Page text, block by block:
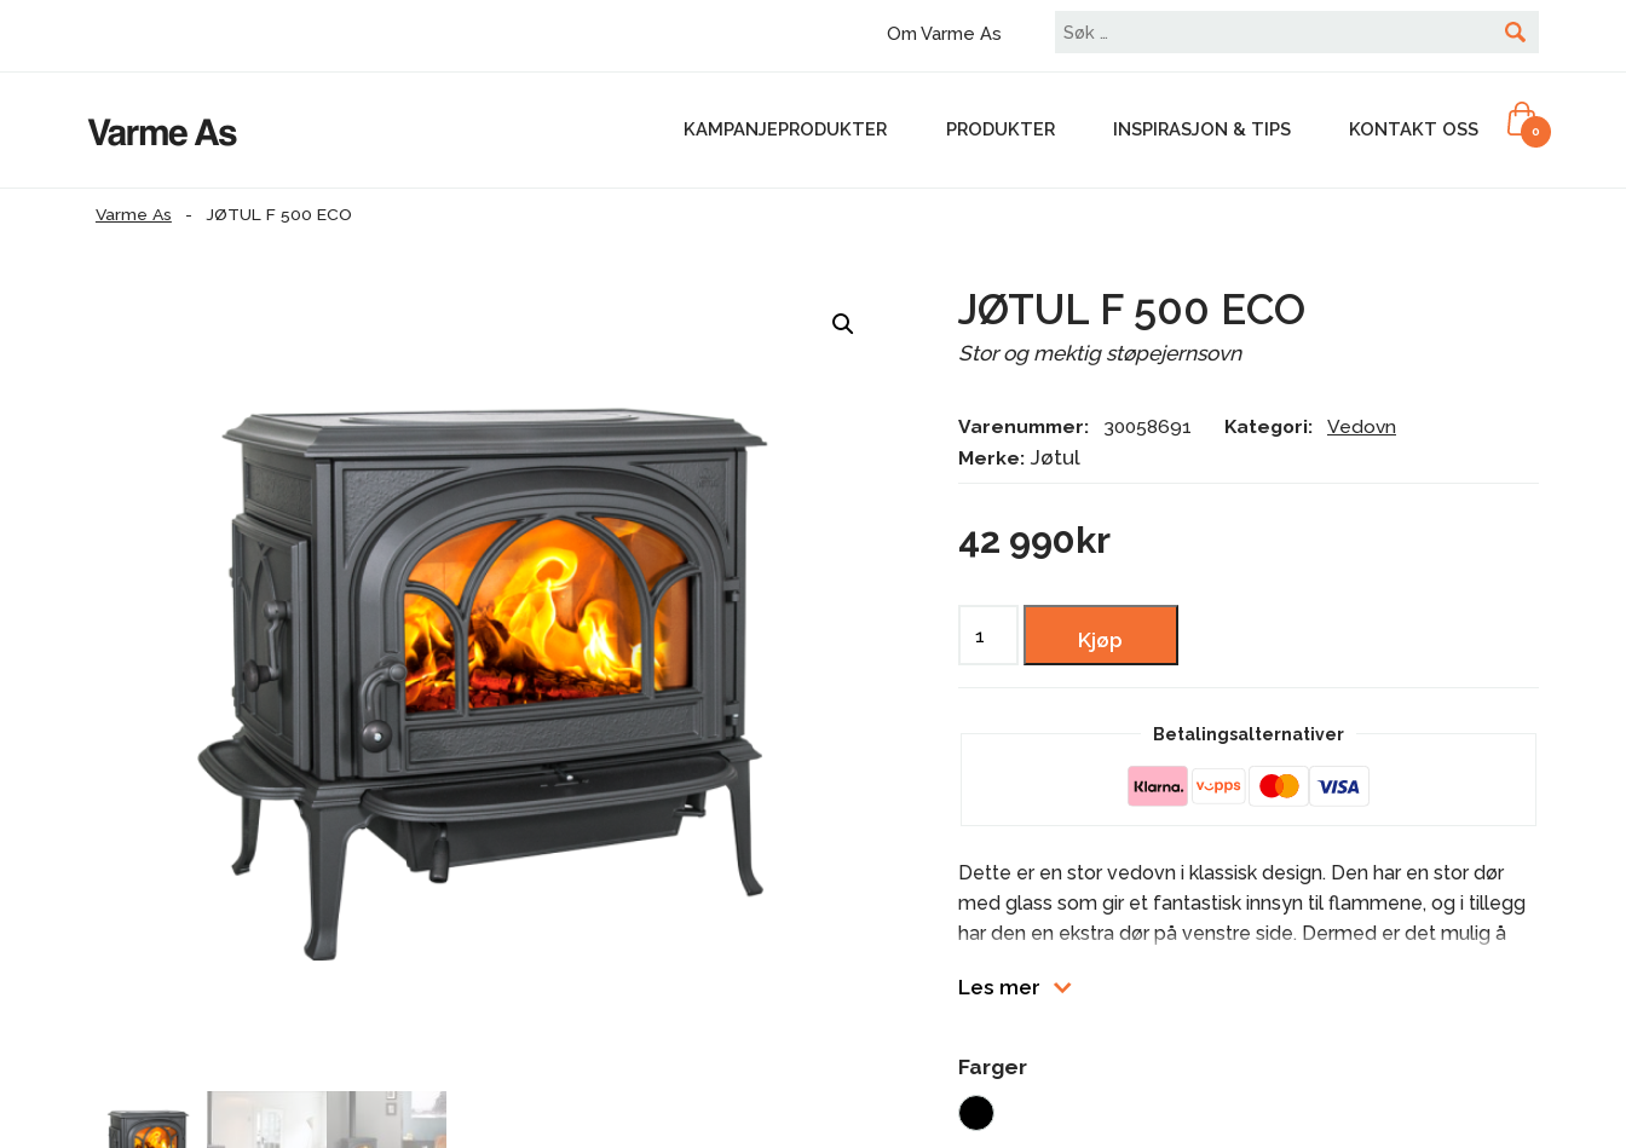
Om Varme As
KAMPANJEPRODUKTER PRODUKTER INSPIRASJON & TIPS KONTAKT OSS 0
Varme As - JØTUL F 500 ECO
JØTUL F 500 ECO
Stor og mektig støpejernsovn
Varenummer: 30058691 Kategori:
Vedovn
Merke: Jøtul
42 990kr
Kjøp
Betalingsalternativer
Dette er en stor vedovn i klassisk design. Den har en stor dør
med glass som gir et fantastisk innsyn til flammene, og i tillegg
har den en ekstra dør på venstre side. Dermed er det mulig å
gjør den enkel å bruke. Ovnen har ekstern askeløsning som gjør
effektivt fanger opp glør eller aske. Dette er et godt alternativ
når man trenger mye varme.
Ren forbrenning med luftspyling som holder glasset rent
Les mer
Farger